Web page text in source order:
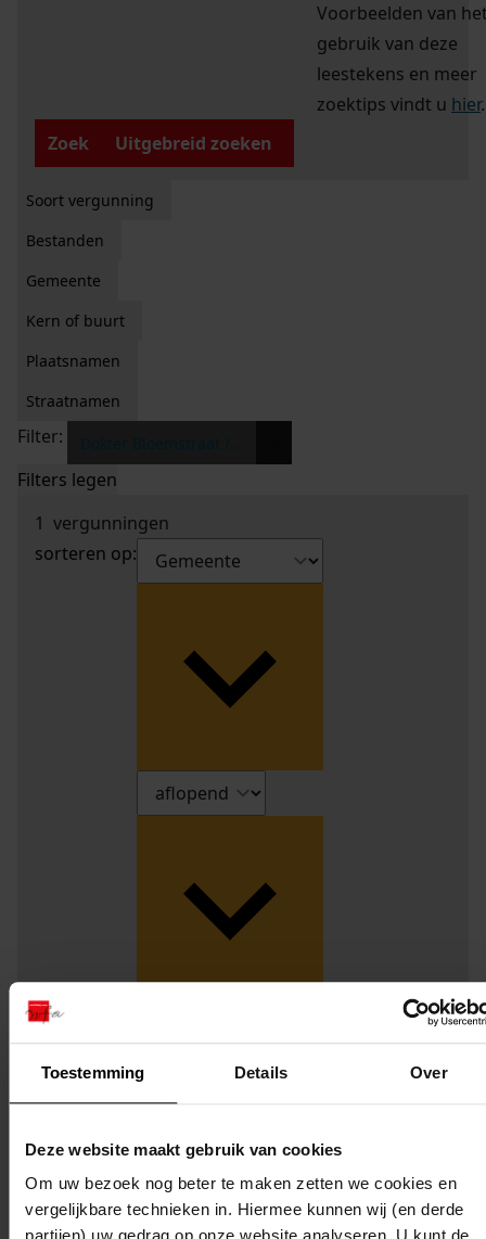
Toestemming Details Over
Deze website maakt gebruik van cookies
Om uw bezoek nog beter te maken zetten we cookies en
vergelijkbare technieken in. Hiermee kunnen wij (en derde
Voorbeelden van
gebruik van deze
leestekens en meer
zoektips vindt u hier.
Zoek
Uitgebreid zoeken
Soort vergunning
Bestanden
Gemeente
Kern of buurt
Plaatsnamen
Straatnamen
Filter:
Filters legen
1 vergunningen
sorteren op:
Weergave:
1
3